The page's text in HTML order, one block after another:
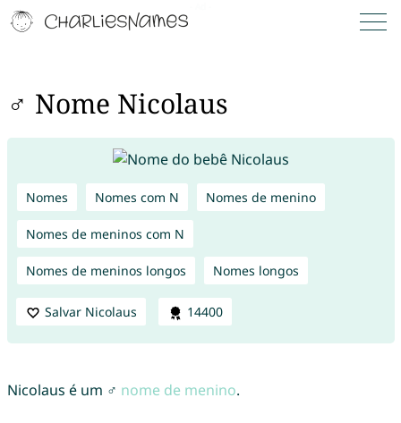
♂ Nome Nicolaus
Nomes Nomes com N Nomes de menino
Nomes de meninos com N
Nomes de meninos longos Nomes longos
Salvar Nicolaus 14400
Nicolaus é um ♂ nome de menino.